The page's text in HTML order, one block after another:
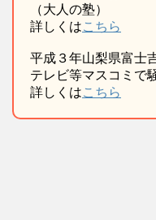
（大人の塾）
詳しくはこちら
平成３年山梨県富士
テレビ等マスコミで
詳しくはこちら